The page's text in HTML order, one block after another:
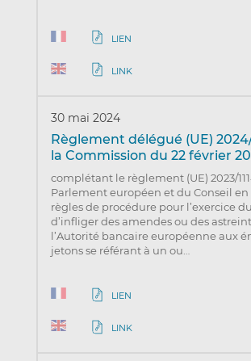
LIEN
LINK
30 mai 2024
Règlement délégué (UE)
la Commission du 22 février
complétant le règlement (UE) 2023/
Parlement européen et du Conseil en
règles de procédure pour l’exercice
d’infliger des amendes ou des
l’Autorité bancaire européenne aux
jetons se référant à un ou…
LIEN
LINK